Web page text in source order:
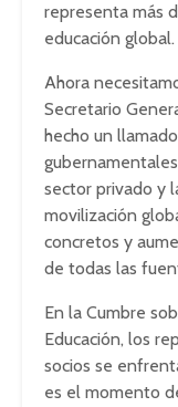
representa más
educación global.
Ahora
Secretario
hecho un
sector privado y
movilización
concretos y
de todas las
En la Cumbre
Educación, los
socios se
es el momento